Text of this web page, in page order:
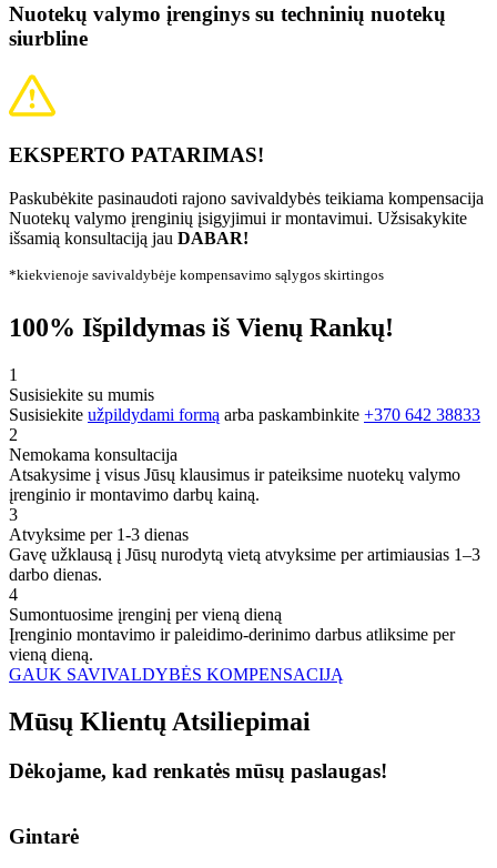
Nuotekų valymo įrenginys su techninių nuotekų
siurbline
EKSPERTO PATARIMAS!
Paskubėkite pasinaudoti rajono savivaldybės teikiama kompensacija
Nuotekų valymo įrenginių įsigyjimui ir montavimui. Užsisakykite
išsamią konsultaciją jau DABAR!
*kiekvienoje savivaldybėje kompensavimo sąlygos skirtingos
100% Išpildymas iš Vienų Rankų!
1
Susisiekite su mumis
Susisiekite užpildydami formą arba paskambinkite +370 642 38833
2
Nemokama konsultacija
Atsakysime į visus Jūsų klausimus ir pateiksime nuotekų valymo
įrenginio ir montavimo darbų kainą.
3
Atvyksime per 1-3 dienas
Gavę užklausą į Jūsų nurodytą vietą atvyksime per artimiausias 1–3
darbo dienas.
4
Sumontuosime įrenginį per vieną dieną
Įrenginio montavimo ir paleidimo-derinimo darbus atliksime per
vieną dieną.
GAUK SAVIVALDYBĖS KOMPENSACIJĄ
Mūsų Klientų Atsiliepimai
Dėkojame, kad renkatės mūsų paslaugas!
Gintarė